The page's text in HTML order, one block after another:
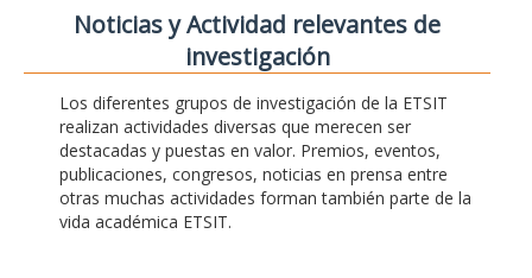
Noticias y Actividad relevantes de
investigación
Los diferentes grupos de investigación de la ETSIT
realizan actividades diversas que merecen ser
destacadas y puestas en valor. Premios, eventos,
publicaciones, congresos, noticias en prensa entre
otras muchas actividades forman también parte de la
vida académica ETSIT.